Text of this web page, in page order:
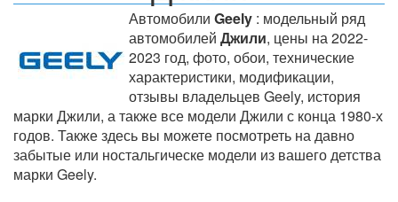
Автомобили Geely : модельный ряд
автомобилей Джили, цены на 2022-
2023 год, фото, обои, технические
характеристики, модификации,
отзывы владельцев Geely, история
марки Джили, а также все модели Джили с конца 1980-х
годов. Также здесь вы можете посмотреть на давно
забытые или ностальгическе модели из вашего детства
марки Geely.